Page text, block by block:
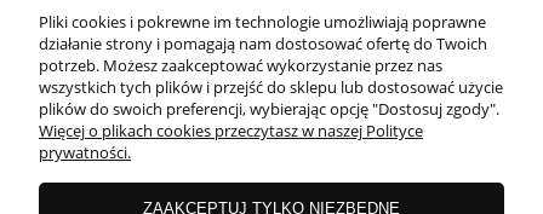
ŻEL ENERGETYCZNY NRGY GEL 45 NDURANZ 75G
Pliki cookies i pokrewne im technologie umożliwiają poprawne
działanie strony i pomagają nam dostosować ofertę do Twoich
potrzeb. Możesz zaakceptować wykorzystanie przez nas
wszystkich tych plików i przejść do sklepu lub dostosować użycie
plików do swoich preferencji, wybierając opcję "Dostosuj zgody".
Więcej o plikach cookies przeczytasz w naszej Polityce
prywatności.
ZAAKCEPTUJ TYLKO NIEZBĘDNE